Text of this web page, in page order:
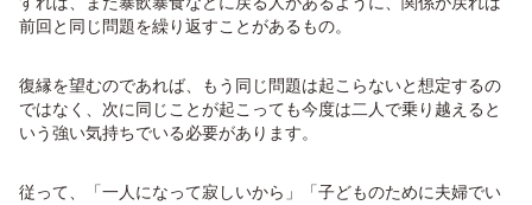
前回と同じ問題を繰り返すことがあるもの。
復縁を望むのであれば、もう同じ問題は起こらないと想定するの
ではなく、次に同じことが起こっても今度は二人で乗り越えると
いう強い気持ちでいる必要があります。
従って、「一人になって寂しいから」「子どものために夫婦でい